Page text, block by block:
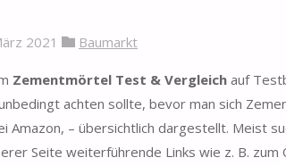
2021 Baumarkt
Zementmörtel Test & Vergleich auf
achten sollte, bevor man sich
– übersichtlich dargestellt. Meist
Seite weiterführende Links wie z. B.